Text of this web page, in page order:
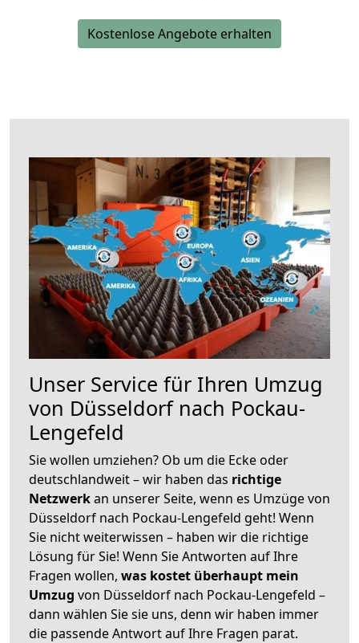
Kostenlose Angebote erhalten
Unser Service für Ihren Umzug
von Düsseldorf nach Pockau-
Lengefeld
Sie wollen umziehen? Ob um die Ecke oder
deutschlandweit – wir haben das richtige
Netzwerkan unserer Seite, wenn es Umzüge von
Düsseldorf nach Pockau-Lengefeld geht! Wenn
Sie nicht weiterwissen – haben wir die richtige
Lösung für Sie! Wenn Sie Antworten auf Ihre
Fragen wollen, was kostet überhaupt mein
Umzug von Düsseldorf nach Pockau-Lengefeld –
dann wählen Sie sie uns, denn wir haben immer
die passende Antwort auf Ihre Fragen parat.